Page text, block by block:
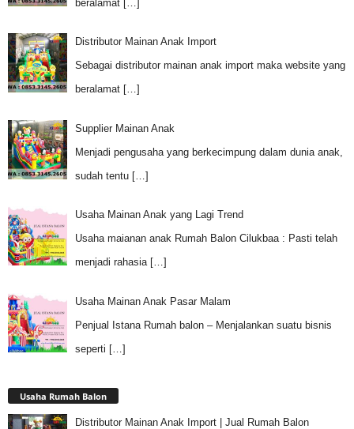
beralamat […]
Distributor Mainan Anak Import
Sebagai distributor mainan anak import maka website yang
beralamat […]
Supplier Mainan Anak
Menjadi pengusaha yang berkecimpung dalam dunia anak,
sudah tentu […]
Usaha Mainan Anak yang Lagi Trend
Usaha maianan anak Rumah Balon Cilukbaa : Pasti telah
menjadi rahasia […]
Usaha Mainan Anak Pasar Malam
Penjual Istana Rumah balon – Menjalankan suatu bisnis
seperti […]
Usaha Rumah Balon
Distributor Mainan Anak Import | Jual Rumah Balon